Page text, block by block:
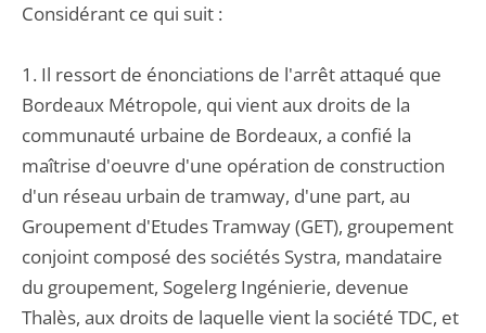
Considérant ce qui suit :
1. Il ressort de énonciations de l'arrêt attaqué que
Bordeaux Métropole, qui vient aux droits de la
communauté urbaine de Bordeaux, a confié la
maîtrise d'oeuvre d'une opération de construction
d'un réseau urbain de tramway, d'une part, au
Groupement d'Etudes Tramway (GET), groupement
conjoint composé des sociétés Systra, mandataire
du groupement, Sogelerg Ingénierie, devenue
Thalès, aux droits de laquelle vient la société TDC, et